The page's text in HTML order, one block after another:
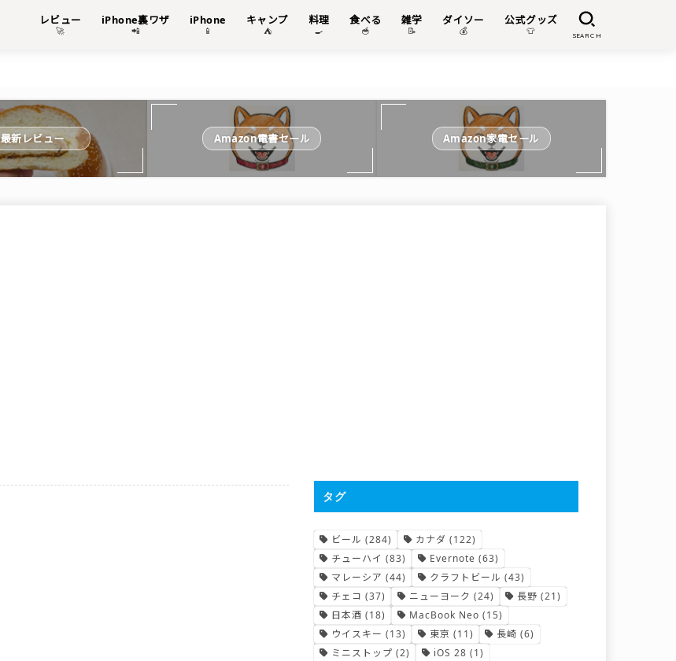
レビュー
🚀
iPhone裏ワザ
📲
iPhone
📱
キャンプ
⛺
料理
🍳
食べる
🥣
雑学
📝
ダイソー
💰
公式グッズ
👕 SEARCH
最新レビュー Amazon電書セール Amazon家電セール
タグ
ビール (284) カナダ (122)
チューハイ (83) Evernote (63)
マレーシア (44) クラフトビール (43)
チェコ (37) ニューヨーク (24) 長野 (21)
日本酒 (18) MacBook Neo (15)
ウイスキー (13) 東京 (11) 長崎 (6)
ミニストップ (2) iOS 28 (1)